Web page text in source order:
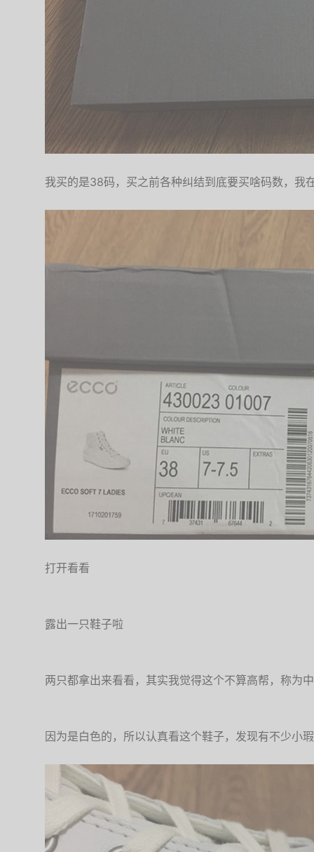
我买的是38码，买之前各种纠结到底要买啥码数，我
打开看看
露出一只鞋子啦
两只都拿出来看看，其实我觉得这个不算高帮，称为
因为是白色的，所以认真看这个鞋子，发现有不少小